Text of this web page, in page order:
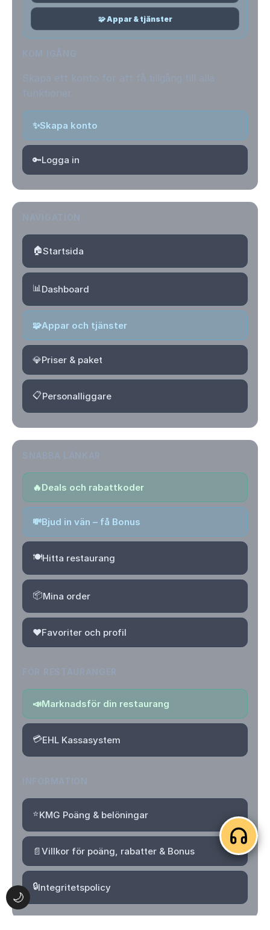
🌙
🧩 Appar & tjänster
✨Skapa konto
🔑Logga in
🏠Startsida
📊Dashboard
🧩Appar och tjänster
💎Priser & paket
📋Personalliggare
🔥Deals och rabattkoder
💸Bjud in vän – få Bonus
🍽️Hitta restaurang
📦Mina order
❤️Favoriter och profil
📣Marknadsför din restaurang
💳EHL Kassasystem
⭐KMG Poäng & belöningar
📄Villkor för poäng, rabatter & Bonus
🔒Integritetspolicy